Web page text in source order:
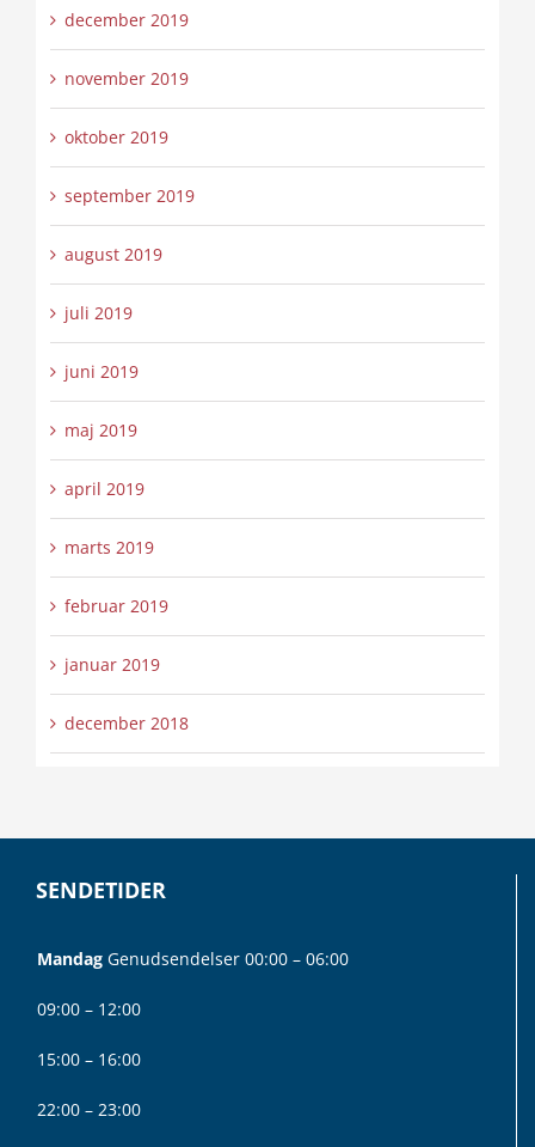
december 2019
november 2019
oktober 2019
september 2019
august 2019
juli 2019
juni 2019
maj 2019
april 2019
marts 2019
februar 2019
januar 2019
december 2018
SENDETIDER
Mandag Genudsendelser 00:00 – 06:00
09:00 – 12:00
15:00 – 16:00
22:00 – 23:00